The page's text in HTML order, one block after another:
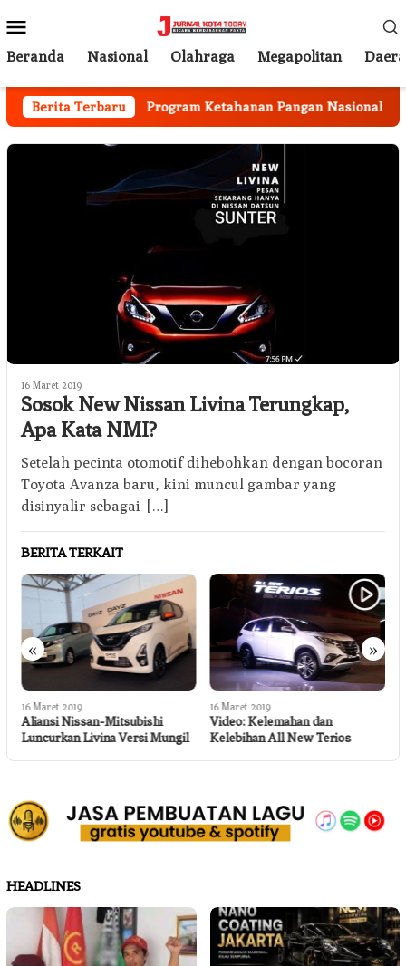
ke
kontenMobile
Beranda Nasional Olahraga Megapolitan
Berita TerbaruProgram Ketahanan Pangan Nasional,
16 Maret 2019
Sosok New Nissan Livina Terungkap,
Apa Kata NMI?
Setelah pecinta otomotif dihebohkan dengan bocoran
Toyota Avanza baru, kini muncul gambar yang
disinyalir sebagai […]
BERITA TERKAIT
« »
16 Maret 2019
Aliansi Nissan-Mitsubishi
Luncurkan Livina Versi Mungil
16 Maret 2019
Video: Kelemahan dan
Kelebihan All New Terios
HEADLINES